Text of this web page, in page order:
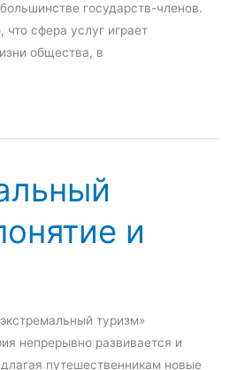
государств-членов.
сфера услуг играет
общества, в
и
туризм»
непрерывно развивается и
путешественникам новые